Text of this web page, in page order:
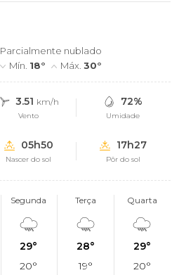
Parcialmente nublado
Mín. 18° Máx.30°
3.51 km/h
Vento
72%
Umidade
05h50
Nascer do sol
17h27
Pôr do sol
Segunda
29°
20°
Terça
28°
19°
Quarta
29°
20°